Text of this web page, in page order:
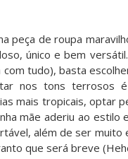
peça de roupa
único e bem
com tudo), basta
nos tons terrosos
mais tropicais, optar
mãe aderiu ao
além de ser muito
que será breve